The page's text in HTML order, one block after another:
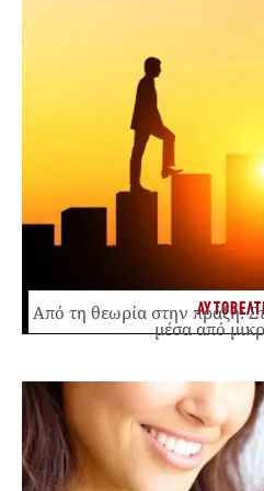
Από τη θεωρία στην πράξη:
μέσα από